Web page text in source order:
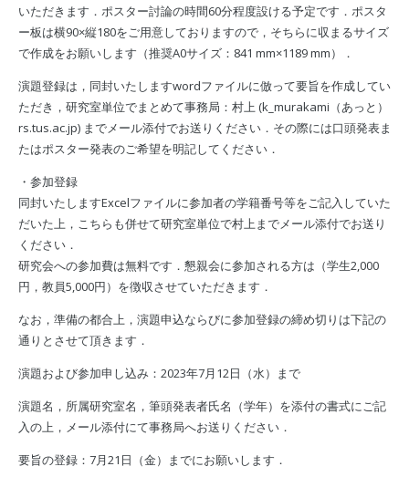
いただきます．ポスター討論の時間60分程度設ける予定です．ポスタ
ー板は横90×縦180をご用意しておりますので，そちらに収まるサイズ
で作成をお願いします（推奨A0サイズ：841 mm×1189 mm）．
演題登録は，同封いたしますwordファイルに倣って要旨を作成してい
ただき，研究室単位でまとめて事務局：村上 (k_murakami（あっと）
rs.tus.ac.jp) までメール添付でお送りください．その際には口頭発表ま
たはポスター発表のご希望を明記してください．
・参加登録
同封いたしますExcelファイルに参加者の学籍番号等をご記入していた
だいた上，こちらも併せて研究室単位で村上までメール添付でお送り
ください．
研究会への参加費は無料です．懇親会に参加される方は（学生2,000
円，教員5,000円）を徴収させていただきます．
なお，準備の都合上，演題申込ならびに参加登録の締め切りは下記の
通りとさせて頂きます．
演題および参加申し込み：2023年7月12日（水）まで
演題名，所属研究室名，筆頭発表者氏名（学年）を添付の書式にご記
入の上，メール添付にて事務局へお送りください．
要旨の登録：7月21日（金）までにお願いします．